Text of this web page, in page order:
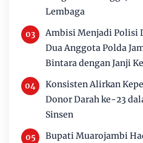
Lembaga
Ambisi Menjadi Polisi
Dua Anggota Polda
Bintara dengan Janji
Konsisten Alirkan
Donor Darah ke-23
Sinsen
Bupati Muarojambi